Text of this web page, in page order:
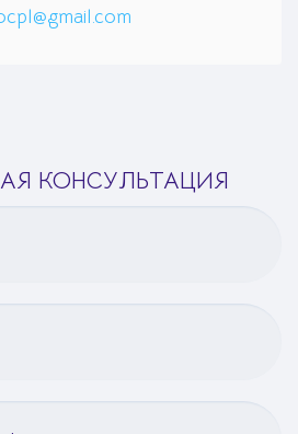
КОНСУЛЬТАЦИЯ